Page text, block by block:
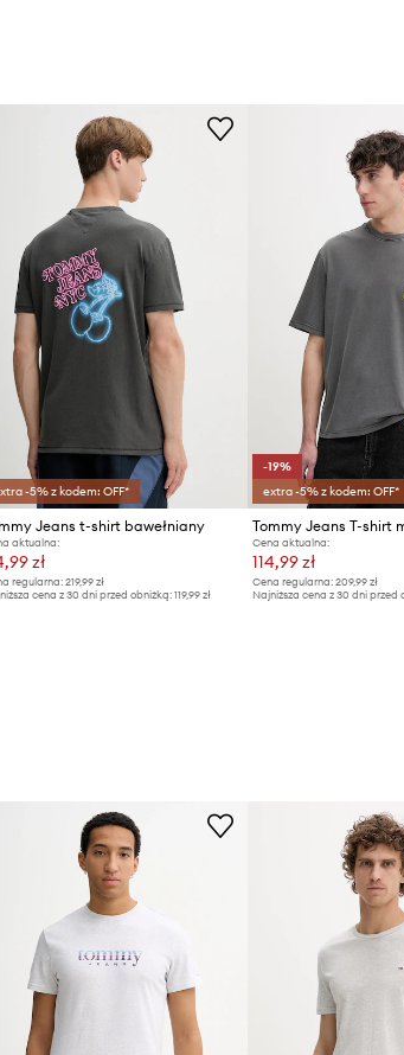
ID Produktu
-5% z kodem: OFF*
Jeans t-shirt bawełniany
aktualna:
zł
regularna: 219,99 zł
cena z 30 dni przed obniżką: 119,99 zł
-19%
extra -5% z kodem: OFF*
Cena aktualna:
114,99 zł
Cena regularna: 209,99 zł
Najniższa cena z 30 dni przed